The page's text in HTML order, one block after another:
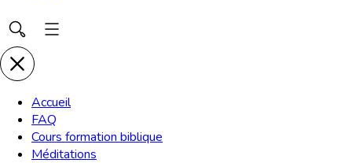
Accueil
FAQ
Cours formation biblique
Méditations